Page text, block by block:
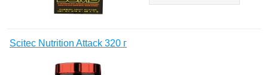
Scitec Nutrition Attack 320 г